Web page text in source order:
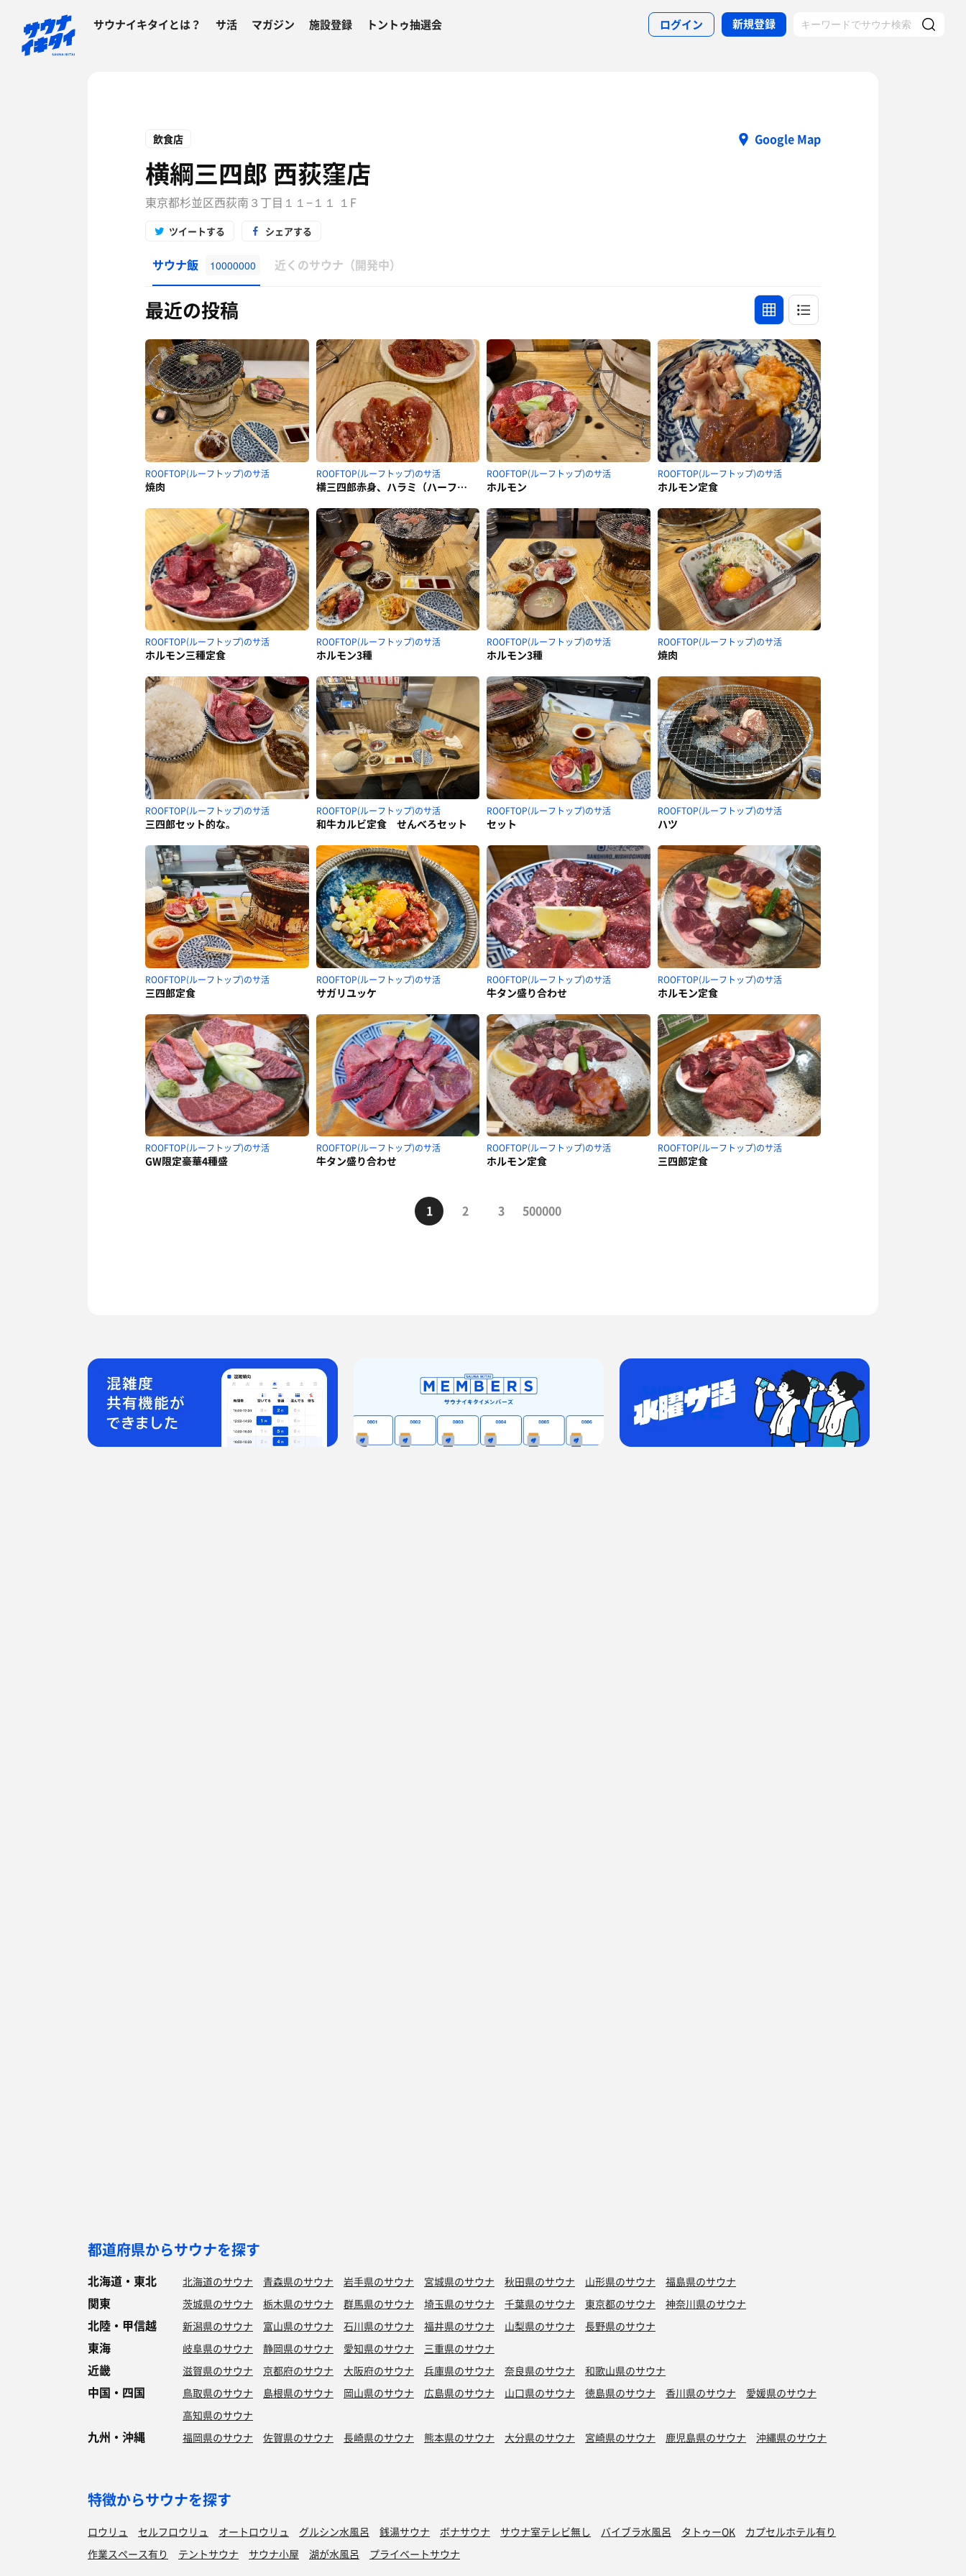
サウナイキタイとは？ サ活 マガジン 施設登録 トントゥ抽選会 ログイン 新規登録
飲食店 Google Map
横綱三四郎 西荻窪店
東京都杉並区西荻南３丁目１１−１１ １F
ツイートする シェアする
サウナ飯 10000000 近くのサウナ（開発中）
最近の投稿
ROOFTOP(ルーフトップ)のサ活
焼肉
ROOFTOP(ルーフトップ)のサ活
横三四郎赤身、ハラミ（ハーフ））
ROOFTOP(ルーフトップ)のサ活
ホルモン
ROOFTOP(ルーフトップ)のサ活
ホルモン定食
ROOFTOP(ルーフトップ)のサ活
ホルモン三種定食
ROOFTOP(ルーフトップ)のサ活
ホルモン3種
ROOFTOP(ルーフトップ)のサ活
ホルモン3種
ROOFTOP(ルーフトップ)のサ活
焼肉
ROOFTOP(ルーフトップ)のサ活
三四郎セット的な。
ROOFTOP(ルーフトップ)のサ活
和牛カルビ定食 せんべろセット
ROOFTOP(ルーフトップ)のサ活
セット
ROOFTOP(ルーフトップ)のサ活
ハツ
ROOFTOP(ルーフトップ)のサ活
三四郎定食
ROOFTOP(ルーフトップ)のサ活
サガリユッケ
ROOFTOP(ルーフトップ)のサ活
牛タン盛り合わせ
ROOFTOP(ルーフトップ)のサ活
ホルモン定食
ROOFTOP(ルーフトップ)のサ活
GW限定豪華4種盛
ROOFTOP(ルーフトップ)のサ活
牛タン盛り合わせ
ROOFTOP(ルーフトップ)のサ活
ホルモン定食
ROOFTOP(ルーフトップ)のサ活
三四郎定食
1 2 3 500000
都道府県からサウナを探す
北海道・東北 北海道のサウナ 青森県のサウナ 岩手県のサウナ 宮城県のサウナ 秋田県のサウナ 山形県のサウナ 福島県のサウナ
関東 茨城県のサウナ 栃木県のサウナ 群馬県のサウナ 埼玉県のサウナ 千葉県のサウナ 東京都のサウナ 神奈川県のサウナ
北陸・甲信越 新潟県のサウナ 富山県のサウナ 石川県のサウナ 福井県のサウナ 山梨県のサウナ 長野県のサウナ
東海 岐阜県のサウナ 静岡県のサウナ 愛知県のサウナ 三重県のサウナ
近畿 滋賀県のサウナ 京都府のサウナ 大阪府のサウナ 兵庫県のサウナ 奈良県のサウナ 和歌山県のサウナ
中国・四国 鳥取県のサウナ 島根県のサウナ 岡山県のサウナ 広島県のサウナ 山口県のサウナ 徳島県のサウナ 香川県のサウナ
愛媛県のサウナ
高知県のサウナ
九州・沖縄 福岡県のサウナ 佐賀県のサウナ 長崎県のサウナ 熊本県のサウナ 大分県のサウナ 宮崎県のサウナ 鹿児島県のサウナ 沖縄県のサウナ
特徴からサウナを探す
ロウリュ セルフロウリュ オートロウリュ グルシン水風呂 銭湯サウナ ボナサウナ サウナ室テレビ無し バイブラ水風呂 タトゥーOK
カプセルホテル有り
作業スペース有り
テントサウナ サウナ小屋 湖が水風呂 プライベートサウナ